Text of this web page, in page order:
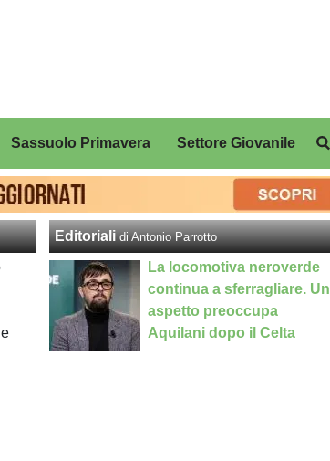
Sassuolo Primavera Settore Giovanile
Editoriali di Antonio Parrotto
La locomotiva neroverde
continua a sferragliare. Un
aspetto preoccupa
Aquilani dopo il Celta